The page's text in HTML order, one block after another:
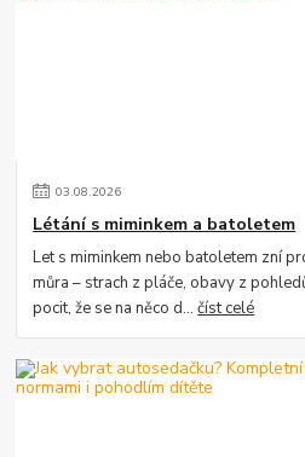
03.08.2026
Létání s miminkem a batoletem
Let s miminkem nebo batoletem zní
můra – strach z pláče, obavy z
pocit, že se na něco d...číst celé